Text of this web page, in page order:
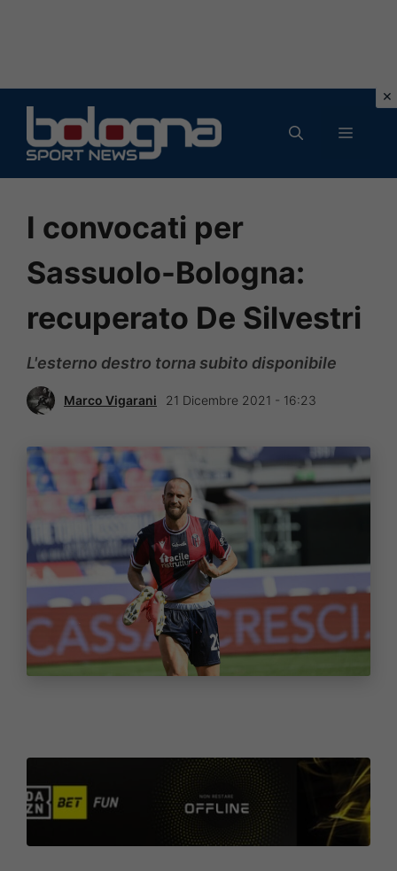
contenuto
MENU
I convocati per
Sassuolo-Bologna:
recuperato De Silvestri
L'esterno destro torna subito disponibile
Marco Vigarani 21 Dicembre 2021 - 16:23